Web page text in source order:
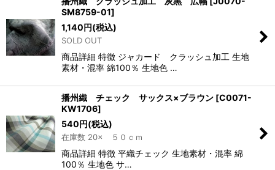
SM8759-01]
1,140円(税込)
SOLD OUT
商品詳細 特徴 ジャカード クラッシュ加工 生地
素材・混率 綿100％ 生地色 …
播州織 チェック サックス×ブラウン [C0071-
KW1706]
540円(税込)
在庫数 20× ５０ｃｍ
商品詳細 特徴 平織チェック 生地素材・混率 綿
100％ 生地色 サ…